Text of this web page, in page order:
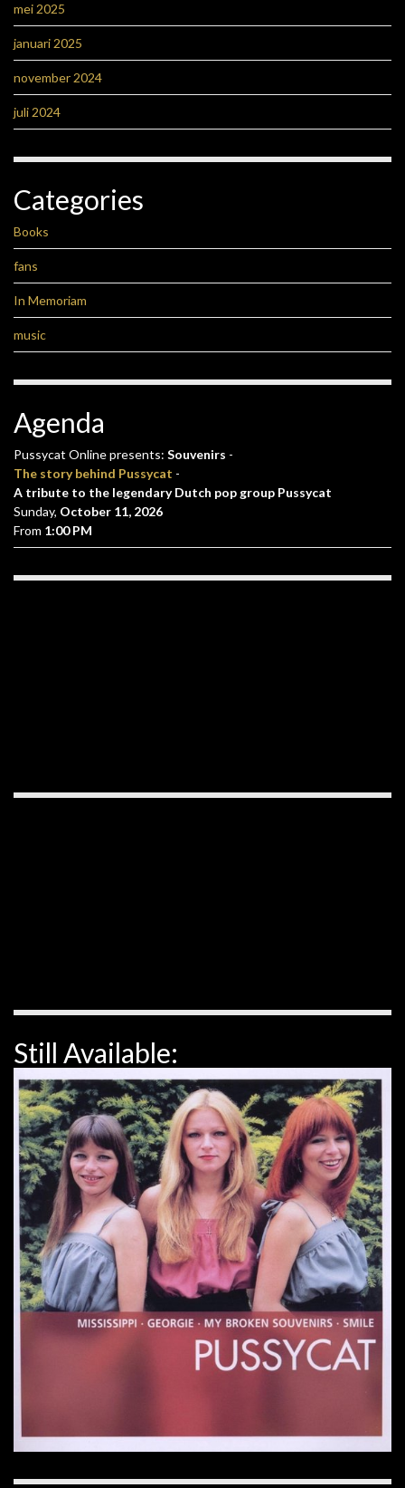
mei 2025
januari 2025
november 2024
juli 2024
Categories
Books
fans
In Memoriam
music
Agenda
Pussycat Online presents: Souvenirs -
The story behind Pussycat -
A tribute to the legendary Dutch pop group Pussycat
Sunday, October 11, 2026
From 1:00 PM
Still Available: